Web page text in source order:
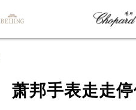
萧邦手表走走